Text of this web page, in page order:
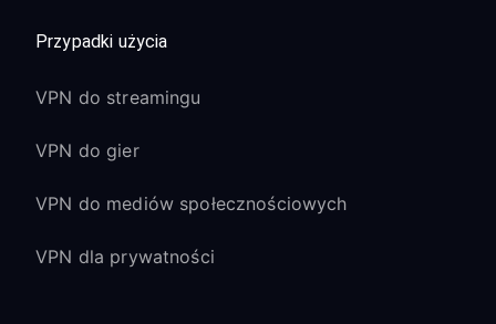
Przypadki użycia
VPN do streamingu
VPN do gier
VPN do mediów społecznościowych
VPN dla prywatności